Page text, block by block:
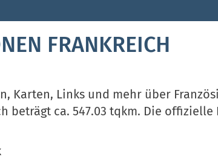
FRANKREICH
Karten, Links und mehr über
beträgt ca. 547.03 tqkm. Die